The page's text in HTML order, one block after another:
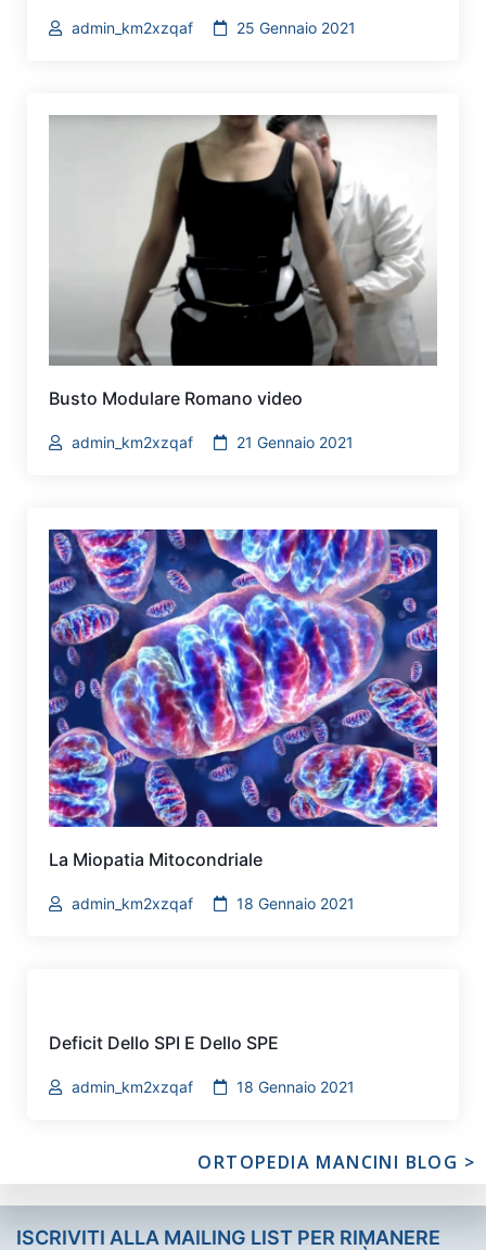
admin_km2xzqaf 25 Gennaio 2021
Busto Modulare Romano video
admin_km2xzqaf 21 Gennaio 2021
La Miopatia Mitocondriale
admin_km2xzqaf 18 Gennaio 2021
Deficit Dello SPI E Dello SPE
admin_km2xzqaf 18 Gennaio 2021
ORTOPEDIA MANCINI BLOG >
ISCRIVITI ALLA MAILING LIST PER RIMANERE